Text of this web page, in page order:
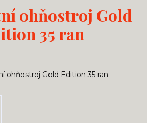
ohňostroj Gold
35 ran